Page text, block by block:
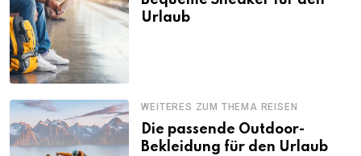
Urlaub
WEITERES ZUM THEMA REISEN
Die passende Outdoor-
Bekleidung für den Urlaub